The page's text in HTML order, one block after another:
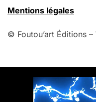
Mentions légales
© Foutou’art Éditions –